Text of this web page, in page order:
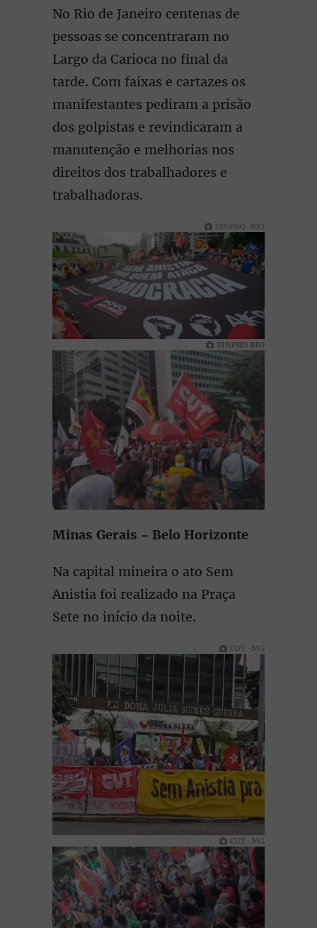
No Rio de Janeiro centenas de
pessoas se concentraram no
Largo da Carioca no final da
tarde. Com faixas e cartazes os
manifestantes pediram a prisão
dos golpistas e revindicaram a
manutenção e melhorias nos
direitos dos trabalhadores e
trabalhadoras.
SINPRO-RIO
SINPRO RIO
Minas Gerais - Belo Horizonte
Na capital mineira o ato Sem
Anistia foi realizado na Praça
Sete no início da noite.
CUT-MG
CUT-MG